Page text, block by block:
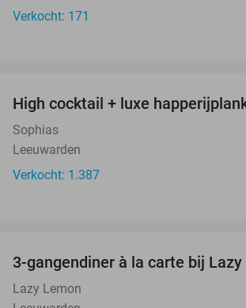
Verkocht: 171
High cocktail + luxe
Sophias
Leeuwarden
Verkocht: 1.387
3-gangendiner à la carte bij Lazy
Lazy Lemon